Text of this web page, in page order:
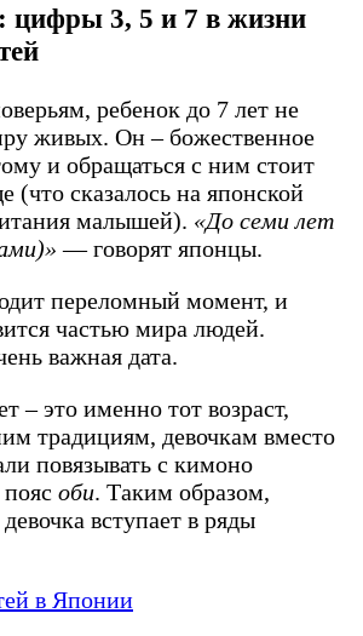
цифры 3, 5 и 7 в жизни
ребенок до 7 лет не
живых. Он – божественное
и обращаться с ним стоит
(что сказалось на японской
малышей). «До семи лет
— говорят японцы.
переломный момент, и
частью мира людей.
важная дата.
– это именно тот возраст,
традициям, девочкам вместо
повязывать с кимоно
оби. Таким образом,
вступает в ряды